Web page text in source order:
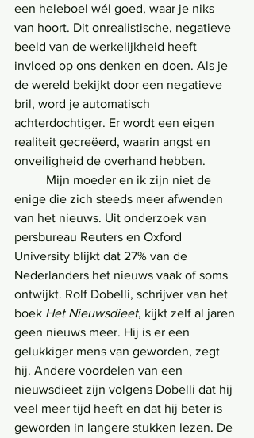
een heleboel wél goed, waar je niks
van hoort. Dit onrealistische, negatieve
beeld van de werkelijkheid heeft
invloed op ons denken en doen. Als je
de wereld bekijkt door een negatieve
bril, word je automatisch
achterdochtiger. Er wordt een eigen
realiteit gecreëerd, waarin angst en
onveiligheid de overhand hebben.
enige die zich steeds meer afwenden
van het nieuws. Uit onderzoek van
persbureau Reuters en Oxford
University blijkt dat 27% van de
Nederlanders het nieuws vaak of soms
ontwijkt. Rolf Dobelli, schrijver van het
boek Het Nieuwsdieet, kijkt zelf al jaren
geen nieuws meer. Hij is er een
gelukkiger mens van geworden, zegt
hij. Andere voordelen van een
nieuwsdieet zijn volgens Dobelli dat hij
veel meer tijd heeft en dat hij beter is
geworden in langere stukken lezen. De